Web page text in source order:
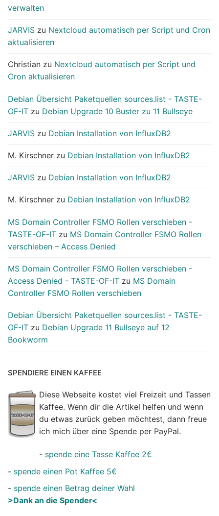
verwalten
JARVIS zu Nextcloud automatisch per Script und Cron
aktualisieren
Christian zu Nextcloud automatisch per Script und
Cron aktualisieren
Debian Übersicht Paketquellen sources.list - TASTE-
OF-IT zu Debian Upgrade 10 Buster zu 11 Bullseye
JARVIS zu Debian Installation von InfluxDB2
M. Kirschner zu Debian Installation von InfluxDB2
JARVIS zu Debian Installation von InfluxDB2
M. Kirschner zu Debian Installation von InfluxDB2
MS Domain Controller FSMO Rollen verschieben -
TASTE-OF-IT zu MS Domain Controller FSMO Rollen
verschieben – Access Denied
MS Domain Controller FSMO Rollen verschieben -
Access Denied - TASTE-OF-IT zu MS Domain
Controller FSMO Rollen verschieben
Debian Übersicht Paketquellen sources.list - TASTE-
OF-IT zu Debian Upgrade 11 Bullseye auf 12
Bookworm
SPENDIERE EINEN KAFFEE
Diese Webseite kostet viel Freizeit und Tassen
Kaffee. Wenn dir die Artikel helfen und wenn
du etwas zurück geben möchtest, dann freue
ich mich über eine Spende per PayPal.
- spende eine Tasse Kaffee 2€
- spende einen Pot Kaffee 5€
- spende einen Betrag deiner Wahl
>Dank an die Spender<